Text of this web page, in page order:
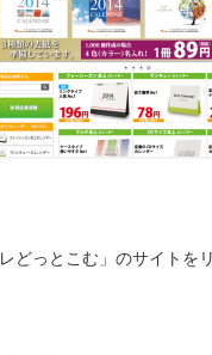
どっとこむ」のサイトを